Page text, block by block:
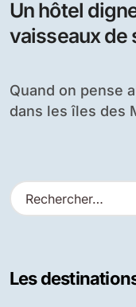
Un hôtel
vaisseaux
Quand on pense aux Resorts haut de gamme
dans les îles des
R
e
rLes